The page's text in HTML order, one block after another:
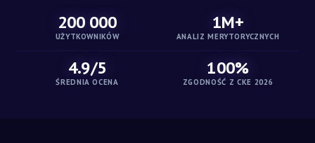
200 000
UŻYTKOWNIKÓW
1M+
ANALIZ MERYTORYCZNYCH
4.9/5
ŚREDNIA OCENA
100%
ZGODNOŚĆ Z CKE 2026